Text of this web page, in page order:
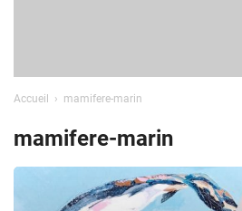
Accueil mamifere-marin
mamifere-marin